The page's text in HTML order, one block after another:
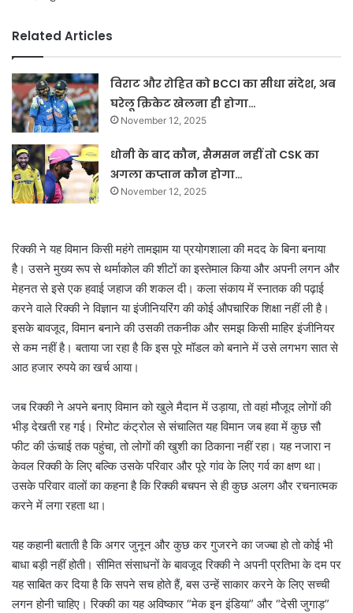
Related Articles
विराट और रोहित को BCCI का सीधा संदेश, अब
घरेलू क्रिकेट खेलना ही होगा…
November 12, 2025
धोनी के बाद कौन, सैमसन नहीं तो CSK का
अगला कप्तान कौन होगा…
November 12, 2025
रिक्की ने यह विमान किसी महंगे तामझाम या प्रयोगशाला की मदद के बिना बनाया
है। उसने मुख्य रूप से थर्माकोल की शीटों का इस्तेमाल किया और अपनी लगन और
मेहनत से इसे एक हवाई जहाज की शकल दी। कला संकाय में स्नातक की पढ़ाई
करने वाले रिक्की ने विज्ञान या इंजीनियरिंग की कोई औपचारिक शिक्षा नहीं ली है।
इसके बावजूद, विमान बनाने की उसकी तकनीक और समझ किसी माहिर इंजीनियर
से कम नहीं है। बताया जा रहा है कि इस पूरे मॉडल को बनाने में उसे लगभग सात से
आठ हजार रुपये का खर्च आया।
जब रिक्की ने अपने बनाए विमान को खुले मैदान में उड़ाया, तो वहां मौजूद लोगों की
भीड़ देखती रह गई। रिमोट कंट्रोल से संचालित यह विमान जब हवा में कुछ सौ
फीट की ऊंचाई तक पहुंचा, तो लोगों की खुशी का ठिकाना नहीं रहा। यह नजारा न
केवल रिक्की के लिए बल्कि उसके परिवार और पूरे गांव के लिए गर्व का क्षण था।
उसके परिवार वालों का कहना है कि रिक्की बचपन से ही कुछ अलग और रचनात्मक
करने में लगा रहता था।
यह कहानी बताती है कि अगर जुनून और कुछ कर गुजरने का जज्बा हो तो कोई भी
बाधा बड़ी नहीं होती। सीमित संसाधनों के बावजूद रिक्की ने अपनी प्रतिभा के दम पर
यह साबित कर दिया है कि सपने सच होते हैं, बस उन्हें साकार करने के लिए सच्ची
लगन होनी चाहिए। रिक्की का यह अविष्कार “मेक इन इंडिया” और “देसी जुगाड़”